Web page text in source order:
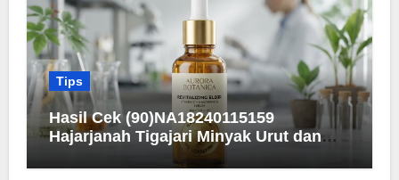
Tips
Hasil Cek (90)NA18240115159
Hajarjanah Tigajari Minyak Urut dan
Detail Registrasinya